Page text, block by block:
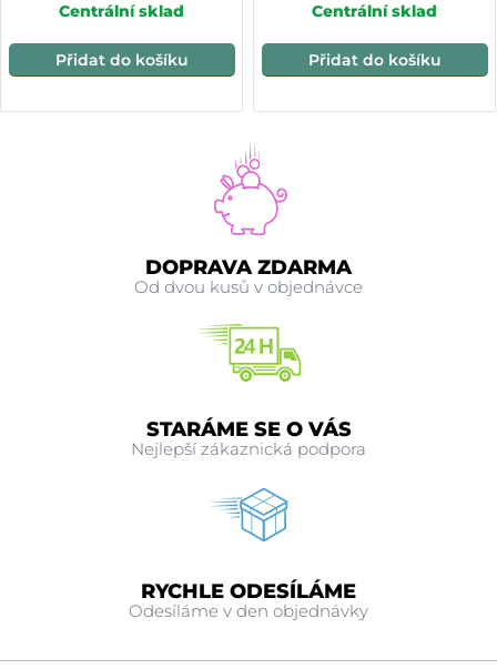
Centrální sklad
Přidat do košíku
Centrální sklad
Přidat do košíku
DOPRAVA ZDARMA
Od dvou kusů v objednávce
STARÁME SE O VÁS
Nejlepší zákaznická podpora
RYCHLE ODESÍLÁME
Odesíláme v den objednávky